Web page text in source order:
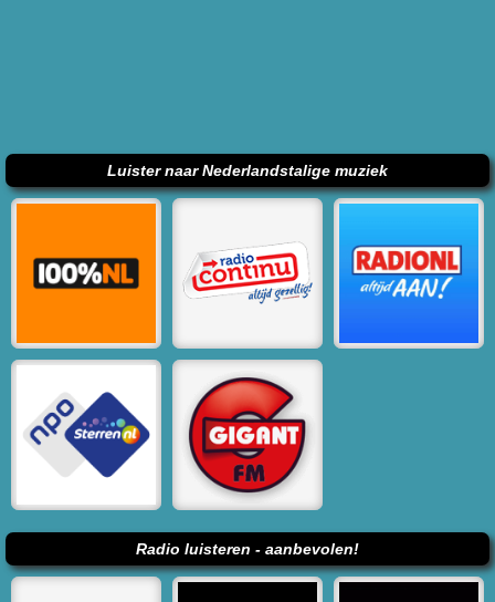
Luister naar Nederlandstalige muziek
Radio luisteren - aanbevolen!